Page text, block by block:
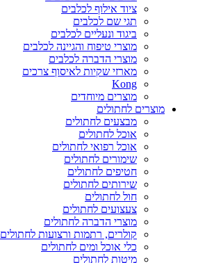
ציוד אילוף לכלבים
תגי שם לכלבים
ביגוד ונעליים לכלבים
מוצרי טיפוח והגיינה לכלבים
מוצרי הדברה לכלבים
מארזי שקיות לאיסוף צרכים
Kong
מוצרים מיוחדים
מוצרים לחתולים
מבצעים לחתולים
אוכל לחתולים
אוכל רפואי לחתולים
שימורים לחתולים
חטיפים לחתולים
שירותים לחתולים
חול לחתולים
צעצועים לחתולים
מוצרי הדברה לחתולים
קולרים, רתמות ורצועות לחתולים
כלי אוכל ומים לחתולים
מיטות לחתולים